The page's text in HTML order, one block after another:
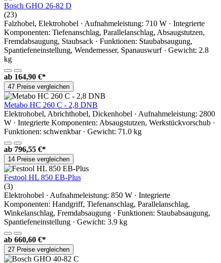
Bosch GHO 26-82 D
(23)
Falzhobel, Elektrohobel · Aufnahmeleistung: 710 W · Integrierte
Komponenten: Tiefenanschlag, Parallelanschlag, Absaugstutzen,
Fremdabsaugung, Staubsack · Funktionen: Staubabsaugung,
Spantiefeneinstellung, Wendemesser, Spanauswurf · Gewicht: 2.8
kg
ab 164,90 €*
47 Preise vergleichen
Metabo HC 260 C - 2,8 DNB
Elektrohobel, Abrichthobel, Dickenhobel · Aufnahmeleistung: 2800
W · Integrierte Komponenten: Absaugstutzen, Werkstückvorschub ·
Funktionen: schwenkbar · Gewicht: 71.0 kg
ab 796,55 €*
14 Preise vergleichen
Festool HL 850 EB-Plus
(3)
Elektrohobel · Aufnahmeleistung: 850 W · Integrierte
Komponenten: Handgriff, Tiefenanschlag, Parallelanschlag,
Winkelanschlag, Fremdabsaugung · Funktionen: Staubabsaugung,
Spantiefeneinstellung · Gewicht: 3.9 kg
ab 660,60 €*
27 Preise vergleichen